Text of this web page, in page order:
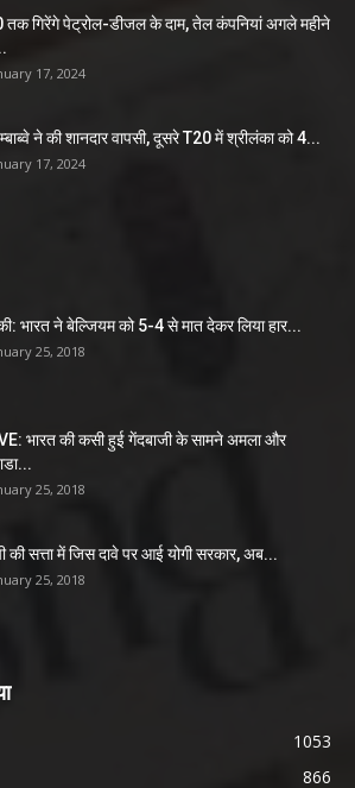
तक गिरेंगे पेट्रोल-डीजल के दाम, तेल कंपनियां अगले महीने
17, 2024
ने की शानदार वापसी, दूसरे T20 में श्रीलंका को 4...
17, 2024
भारत ने बेल्जियम को 5-4 से मात देकर लिया हार...
25, 2018
भारत की कसी हुई गेंदबाजी के सामने अमला और
25, 2018
की सत्ता में जिस दावे पर आई योगी सरकार, अब...
25, 2018
1053
866